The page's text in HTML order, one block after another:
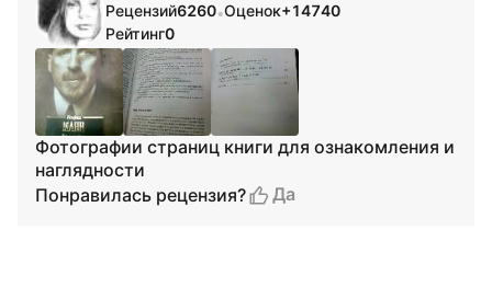
Рецензий6260•Оценок+14740
Рейтинг0
Фотографии страниц книги для ознакомления и
наглядности
Понравилась рецензия?
Да